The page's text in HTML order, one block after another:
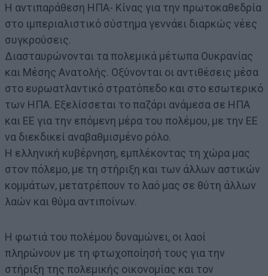
Η αντιπαράθεση ΗΠΑ- Κίνας για την πρωτοκαθεδρία
στο ιμπεριαλιστικό σύστημα γεννάει διαρκώς νέες
συγκρούσεις.
Διασταυρώνονται τα πολεμικά μέτωπα Ουκρανίας
και Μέσης Ανατολής. Οξύνονται οι αντιθέσεις μέσα
στο ευρωατλαντικό στρατόπεδο και στο εσωτερικό
των ΗΠΑ. Εξελίσσεται το παζάρι ανάμεσα σε ΗΠΑ
και ΕΕ για την επόμενη μέρα του πολέμου, με την ΕΕ
να διεκδικεί αναβαθμισμένο ρόλο.
Η ελληνική κυβέρνηση, εμπλέκοντας τη χώρα μας
στον πόλεμο, με τη στήριξη και των άλλων αστικών
κομμάτων, μετατρέπουν το λαό μας σε θύτη άλλων
λαών και θύμα αντιποίνων.
Η φωτιά του πολέμου δυναμώνει, οι λαοί
πληρώνουν με τη φτωχοποίησή τους για την
στήριξη της πολεμικής οικονομίας και τον